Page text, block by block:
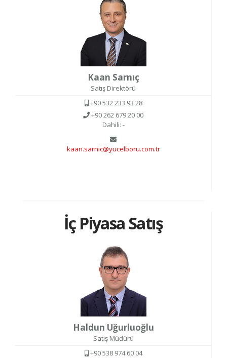
Kaan Sarnıç
Satış Direktörü
+90 532 233 93 28
+90 262 679 20 00
Dahili: -
kaan.sarnic@yucelboru.com.tr
İç Piyasa Satış
Haldun Uğurluoğlu
Satış Müdürü
+90 538 974 60 04